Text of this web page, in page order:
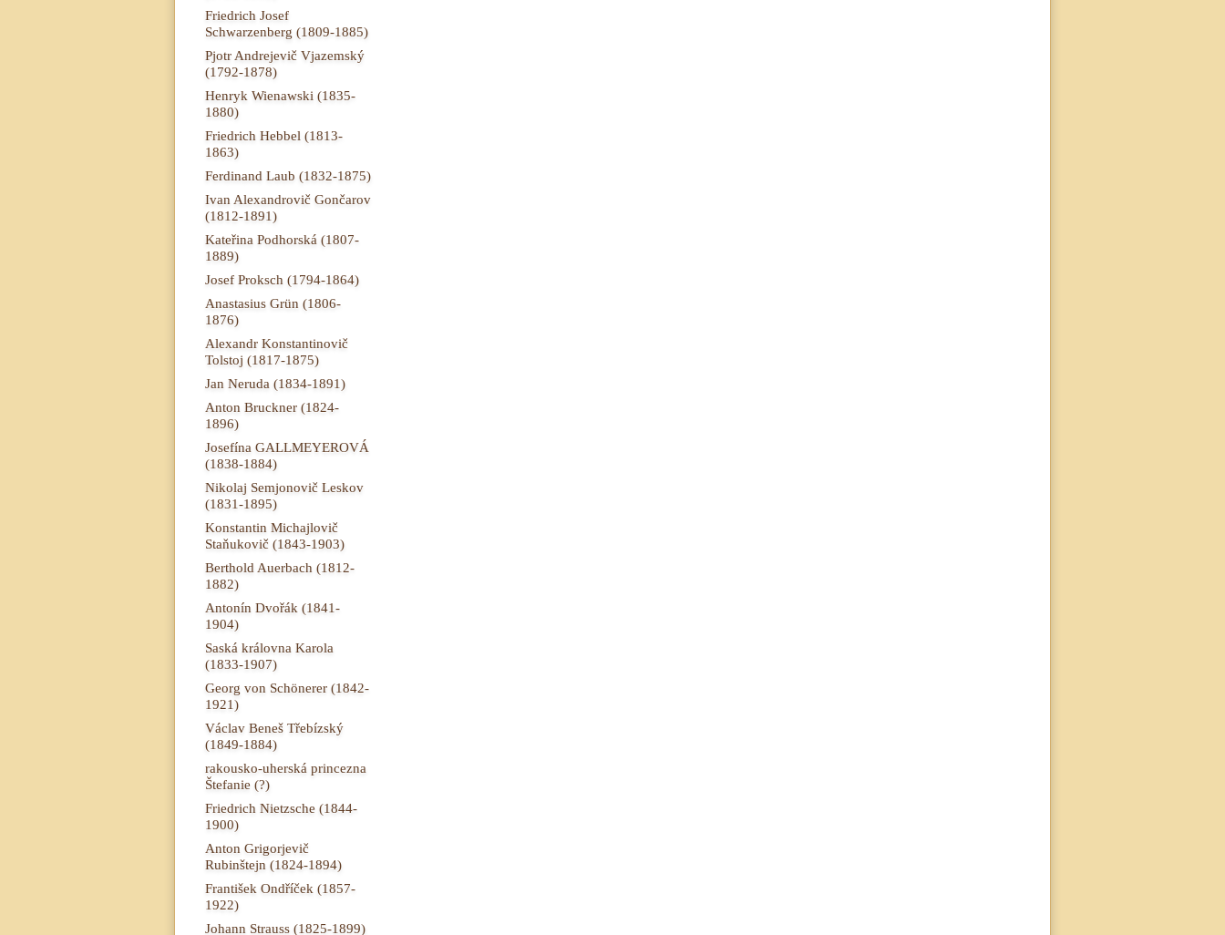
Friedrich Josef
Schwarzenberg (1809-1885)
Pjotr Andrejevič Vjazemský
(1792-1878)
Henryk Wienawski (1835-
1880)
Friedrich Hebbel (1813-
1863)
Ferdinand Laub (1832-1875)
Ivan Alexandrovič Gončarov
(1812-1891)
Kateřina Podhorská (1807-
1889)
Josef Proksch (1794-1864)
Anastasius Grün (1806-
1876)
Alexandr Konstantinovič
Tolstoj (1817-1875)
Jan Neruda (1834-1891)
Anton Bruckner (1824-
1896)
Josefína GALLMEYEROVÁ
(1838-1884)
Nikolaj Semjonovič Leskov
(1831-1895)
Konstantin Michajlovič
Staňukovič (1843-1903)
Berthold Auerbach (1812-
1882)
Antonín Dvořák (1841-
1904)
Saská královna Karola
(1833-1907)
Georg von Schönerer (1842-
1921)
Václav Beneš Třebízský
(1849-1884)
rakousko-uherská princezna
Štefanie (?)
Friedrich Nietzsche (1844-
1900)
Anton Grigorjevič
Rubinštejn (1824-1894)
František Ondříček (1857-
1922)
Johann Strauss (1825-1899)